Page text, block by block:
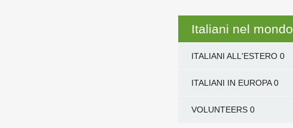
Italiani nel mondo
ITALIANI ALL'ESTERO0
ITALIANI IN EUROPA0
VOLUNTEERS0